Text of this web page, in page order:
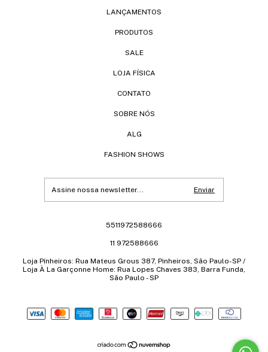
LANÇAMENTOS
PRODUTOS
SALE
LOJA FÍSICA
CONTATO
SOBRE NÓS
ALG
FASHION SHOWS
5511972588666
11 972588666
Loja Pínheiros: Rua Mateus Grous 387, Pinheiros, São Paulo-SP /
Loja À La Garçonne Home: Rua Lopes Chaves 383, Barra Funda,
São Paulo - SP